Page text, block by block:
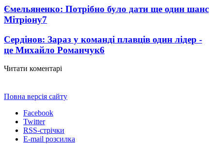
Ємельяненко: Потрібно було дати ще один шанс
Мітріону7
Сердінов: Зараз у команді плавців один лідер -
це Михайло Романчук6
Читати коментарі
Повна версія сайту
Facebook
Twitter
RSS-стрічки
E-mail розсилка